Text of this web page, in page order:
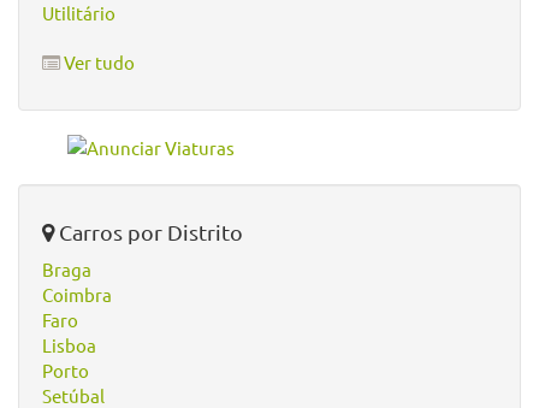
Utilitário
Ver tudo
Carros por Distrito
Braga
Coimbra
Faro
Lisboa
Porto
Setúbal